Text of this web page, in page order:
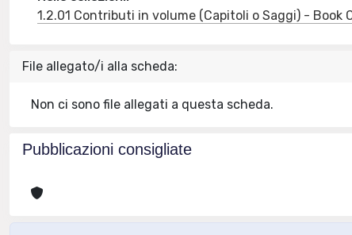
1.2.01 Contributi in volume (Capitoli o Saggi) - Book
File allegato/i alla scheda:
Non ci sono file allegati a questa scheda.
Pubblicazioni consigliate